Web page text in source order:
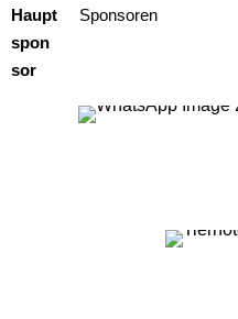
Haupt
spon
sor
Sponsoren